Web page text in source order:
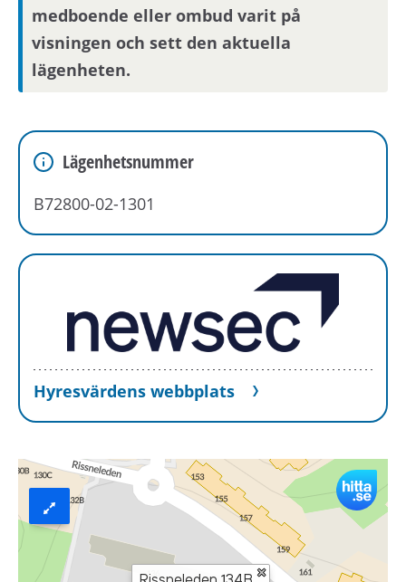
medboende eller ombud varit på
visningen och sett den aktuella
lägenheten.
Lägenhetsnummer
B72800-02-1301
Hyresvärdens webbplats